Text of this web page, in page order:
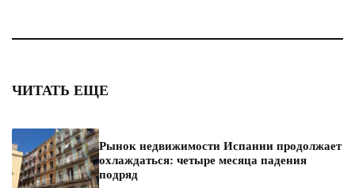
ЧИТАТЬ ЕЩЕ
Рынок недвижимости Испании продолжает
охлаждаться: четыре месяца падения
подряд